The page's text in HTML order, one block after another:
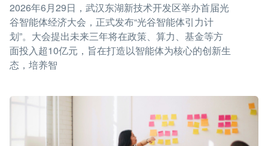
2026年6月29日，武汉东湖新技术开发区举办首届光
谷智能体经济大会，正式发布“光谷智能体引力计
划”。大会提出未来三年将在政策、算力、基金等方
面投入超10亿元，旨在打造以智能体为核心的创新生
态，培养智